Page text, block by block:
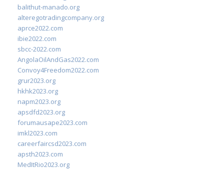
balithut-manado.org
alteregotradingcompany.org
aprce2022.com
ibie2022.com
sbcc-2022.com
AngolaOilAndGas2022.com
Convoy4Freedom2022.com
grur2023.org
hkhk2023.org
napm2023.org
apsdfd2023.org
forumausape2023.com
imkl2023.com
careerfaircsd2023.com
apsth2023.com
MedItRio2023.org